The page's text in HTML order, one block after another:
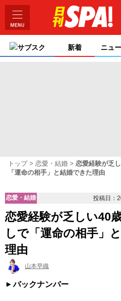
サブスク 新着 ニュ
トップ 恋愛・結婚
恋愛経験が乏
「運命の相手」と結婚できた理由
恋愛・結婚 投稿日：
恋愛経験が乏しい40
しで「運命の相手」
理由
山本早織
バックナンバー